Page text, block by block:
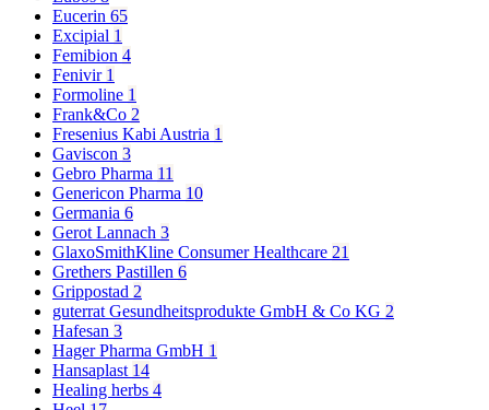
Eucerin 65
Excipial 1
Femibion 4
Fenivir 1
Formoline 1
Frank&Co 2
Fresenius Kabi Austria 1
Gaviscon 3
Gebro Pharma 11
Genericon Pharma 10
Germania 6
Gerot Lannach 3
GlaxoSmithKline Consumer Healthcare 21
Grethers Pastillen 6
Grippostad 2
guterrat Gesundheitsprodukte GmbH & Co KG 2
Hafesan 3
Hager Pharma GmbH 1
Hansaplast 14
Healing herbs 4